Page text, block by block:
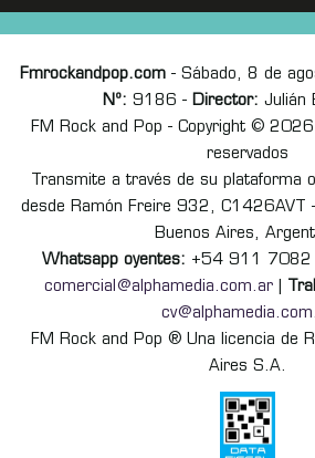
Fmrockandpop.com- Sábado, 8 de
Nº: 9186 - Director: Julián
FM Rock and Pop - Copyright ©
reservados
Transmite a través de su plataforma
desde Ramón Freire 932, C1426AVT
Buenos Aires,
Whatsapp oyentes: +54 911 7082
comercial@alphamedia.com.ar
FM Rock and Pop ® Una licencia de
Aires S.A.